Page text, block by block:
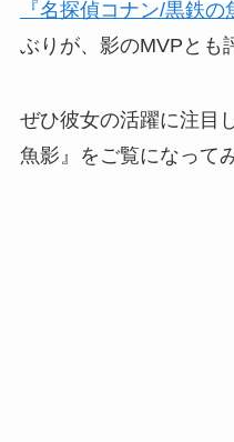
『名探偵コナン/黒鉄の
ぶりが、影のMVPとも
ぜひ彼女の活躍に注目
魚影』をご覧になって